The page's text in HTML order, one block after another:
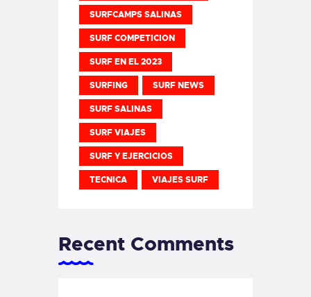
SURFCAMPS SALINAS
SURF COMPETICION
SURF EN EL 2023
SURFING SURF NEWS
SURF SALINAS
SURF VIAJES
SURF Y EJERCICIOS
TECNICA VIAJES SURF
Recent Comments